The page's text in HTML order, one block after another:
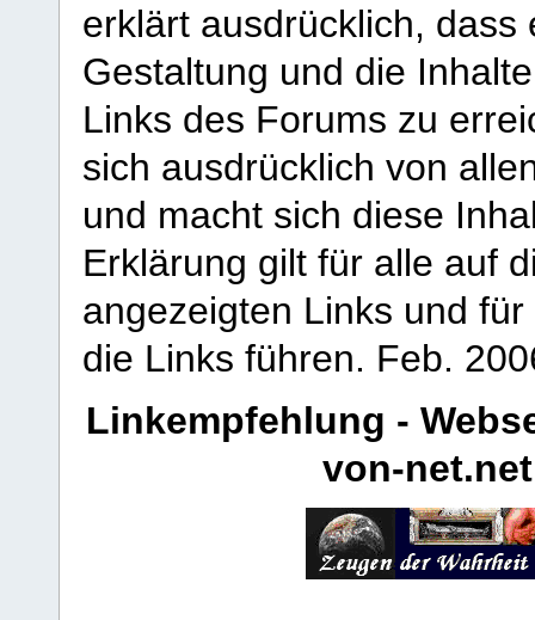
erklärt ausdrücklich,
Gestaltung und die
Links des Forums zu
sich ausdrücklich von
und macht sich diese
Erklärung gilt für alle auf
angezeigten Links und
die Links führen. Feb.
Linkempfehlung -
von-net.net